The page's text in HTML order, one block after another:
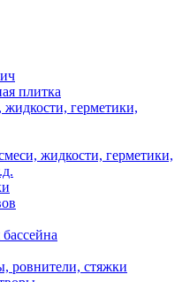
плитка
герметики,
жидкости, герметики,
ровнители, стяжки